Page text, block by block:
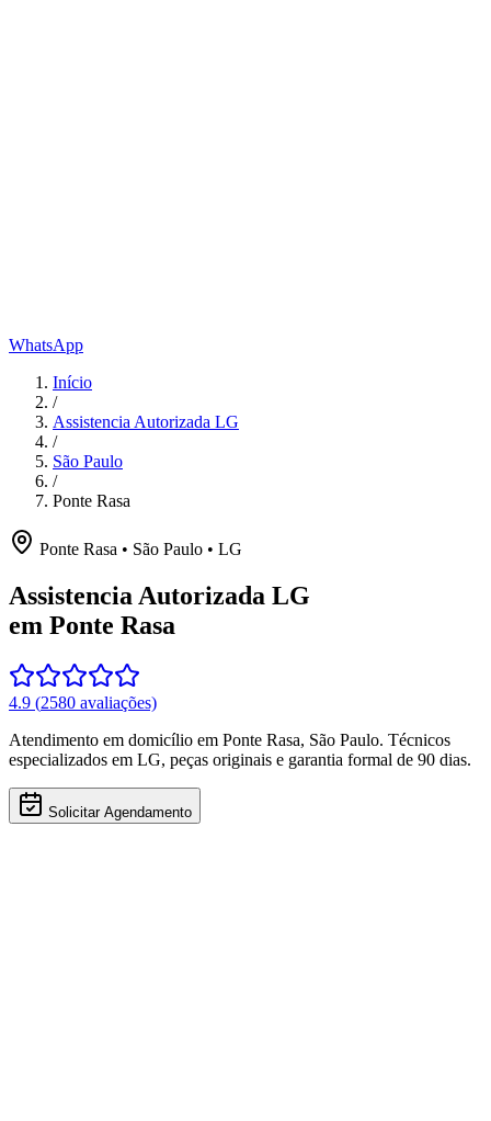
WhatsApp
Início
/
Assistencia Autorizada LG
/
São Paulo
/
Ponte Rasa
Ponte Rasa • São Paulo • LG
Assistencia Autorizada LG
em Ponte Rasa
4.9 (2580 avaliações)
Atendimento em domicílio em Ponte Rasa, São Paulo. Técnicos
especializados em LG, peças originais e garantia formal de 90 dias.
Solicitar Agendamento